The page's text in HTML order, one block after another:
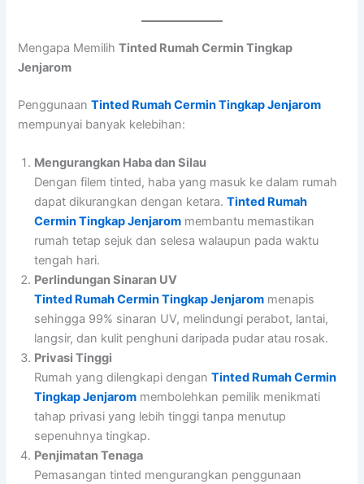
Mengapa MemilihTinted Rumah Cermin Tingkap
Jenjarom
PenggunaanTinted Rumah Cermin Tingkap Jenjarom
mempunyai banyak kelebihan:
Mengurangkan Haba dan Silau
Dengan filem tinted, haba yang masuk ke dalam rumah
dapat dikurangkan dengan ketara.Tinted Rumah
Cermin Tingkap Jenjarom membantu memastikan
rumah tetap sejuk dan selesa walaupun pada waktu
tengah hari.
Perlindungan Sinaran UV
Tinted Rumah Cermin Tingkap Jenjarom menapis
sehingga 99% sinaran UV, melindungi perabot, lantai,
langsir, dan kulit penghuni daripada pudar atau rosak.
Privasi Tinggi
Rumah yang dilengkapi denganTinted Rumah Cermin
Tingkap Jenjarom membolehkan pemilik menikmati
tahap privasi yang lebih tinggi tanpa menutup
sepenuhnya tingkap.
Penjimatan Tenaga
Pemasangan tinted mengurangkan penggunaan